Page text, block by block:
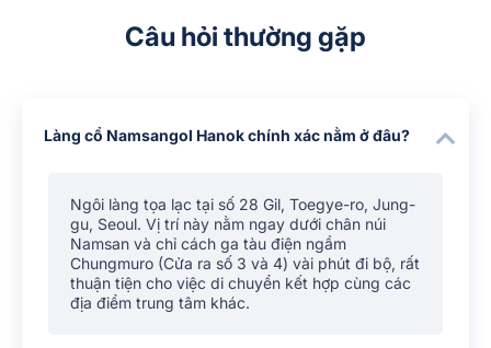
Câu hỏi thường gặp
Làng cổ Namsangol Hanok chính xác nằm ở đâu?
Ngôi làng tọa lạc tại số 28 Gil, Toegye-ro, Jung-
gu, Seoul. Vị trí này nằm ngay dưới chân núi
Namsan và chỉ cách ga tàu điện ngầm
Chungmuro (Cửa ra số 3 và 4) vài phút đi bộ, rất
thuận tiện cho việc di chuyển kết hợp cùng các
địa điểm trung tâm khác.